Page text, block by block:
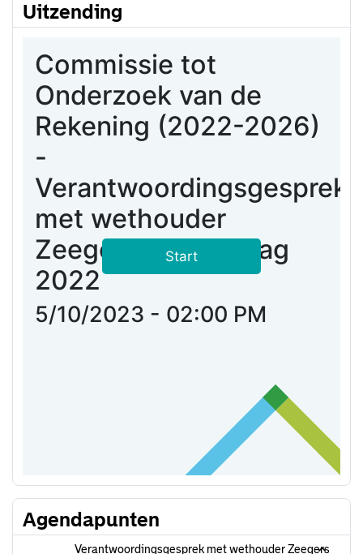
Uitzending
Agendapunten
Verantwoordingsgesprek met wethouder Zeegers